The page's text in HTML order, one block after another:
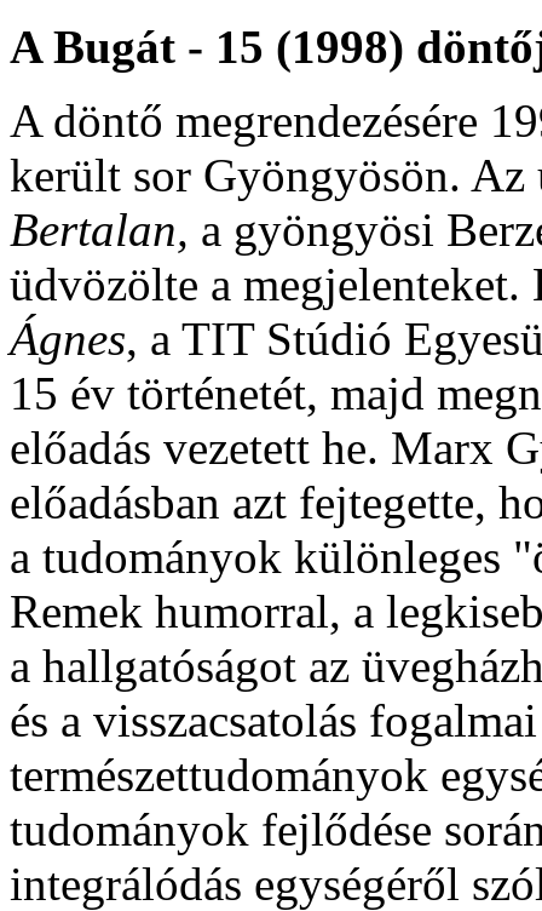
A Bugát - 15 (1998)
A döntő megrendezésére
került sor Gyöngyösön.
Bertalan, a gyöngyösi
üdvözölte a
Ágnes, a TIT Stúdió
15 év történetét, majd
előadás vezetett he. Marx
előadásban azt fejtegette,
a tudományok különleges
Remek humorral, a
a hallgatóságot az
és a visszacsatolás
természettudományok
tudományok fejlődése
integrálódás egységéről